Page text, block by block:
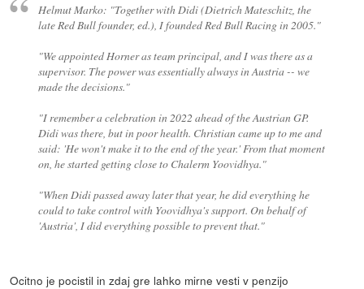
Helmut Marko: "Together with Didi (Dietrich Mateschitz, the
late Red Bull founder, ed.), I founded Red Bull Racing in 2005."
"We appointed Horner as team principal, and I was there as a
supervisor. The power was essentially always in Austria -- we
made the decisions."
"I remember a celebration in 2022 ahead of the Austrian GP.
Didi was there, but in poor health. Christian came up to me and
said: 'He won't make it to the end of the year.' From that moment
on, he started getting close to Chalerm Yoovidhya."
"When Didi passed away later that year, he did everything he
could to take control with Yoovidhya's support. On behalf of
'Austria', I did everything possible to prevent that."
Ocitno je pocistil in zdaj gre lahko mirne vesti v penzijo